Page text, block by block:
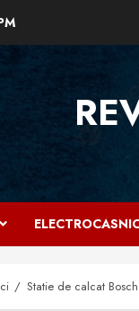
Statie de calcat